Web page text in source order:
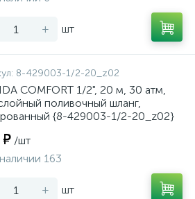
+ шт
8-429003-1/2-20_z02
COMFORT 1/2", 20 м, 30 атм,
поливочный шланг,
{8-429003-1/2-20_z02}
₽ /шт
163
+ шт